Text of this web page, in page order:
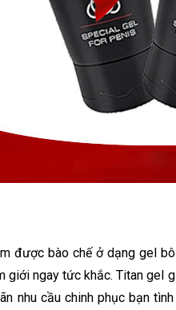
được bào chế ở dạng gel
giới ngay tức khắc. Titan gel
nhu cầu chinh phục bạn